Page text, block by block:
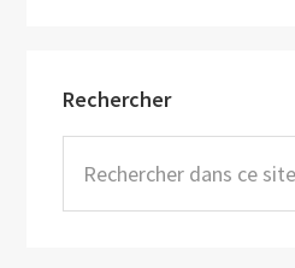
latérale
principale
Rechercher
dans
ce